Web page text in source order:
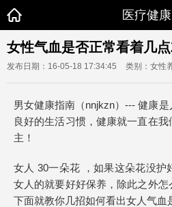
医疗健康
女性气血是否正常看着几
发布日期：16-05-18 17:34:45 类别：女性
男女健康指南（nnjkzn）--- 健康
良好的生活习惯，健康就一直在
主！
女人 30一朵花 ，如果这朵花没护
女人的就要好好保养，除此之外怎
下面就教你几招如何看出女人气血